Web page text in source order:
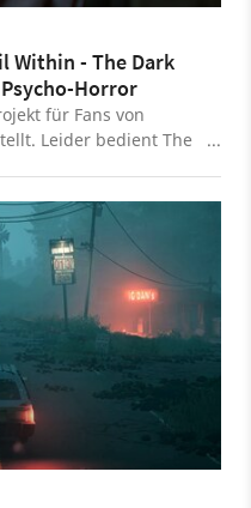
Within - The Dark
Horror
für Fans von
Leider bedient The